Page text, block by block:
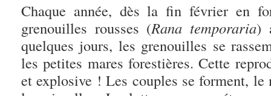
Chaque année, dès la fin février en
grenouilles rousses (Rana temporaria)
quelques jours, les grenouilles se
les petites mares forestières. Cette
et explosive ! Les couples se forment,